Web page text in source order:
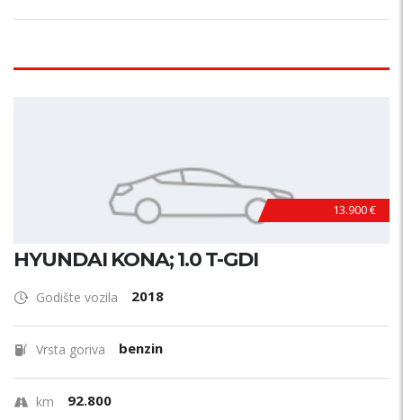
13.900 €
HYUNDAI KONA; 1.0 T-GDI
Godište vozila 2018
Vrsta goriva benzin
km 92.800